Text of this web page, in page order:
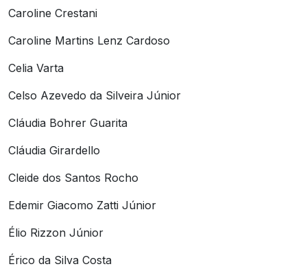
Caroline Crestani
Caroline Martins Lenz Cardoso
Celia Varta
Celso Azevedo da Silveira Júnior
Cláudia Bohrer Guarita
Cláudia Girardello
Cleide dos Santos Rocho
Edemir Giacomo Zatti Júnior
Élio Rizzon Júnior
Érico da Silva Costa